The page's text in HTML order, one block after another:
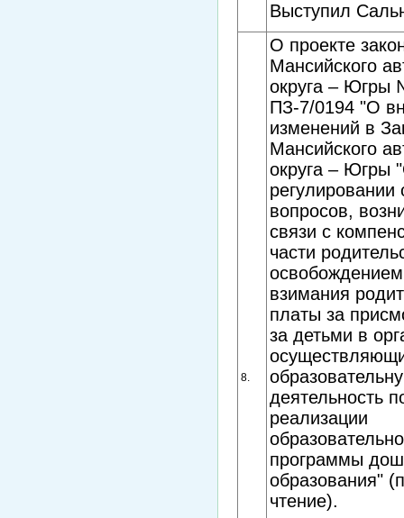
Выступил
8.
О проекте
Мансийского
округа – Югры
ПЗ-7/0194 "О
изменений в
Мансийского
округа – Югры
регулировании
вопросов,
связи с
части
взимания
платы за
за детьми в
деятельность
реализации
программы
образования"
чтение).